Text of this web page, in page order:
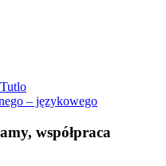
– językowego
współpraca